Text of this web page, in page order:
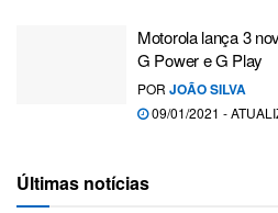
Motorola lança 3
G Power e G Play
POR JOÃO SILVA
09/01/2021 -
Últimas notícias